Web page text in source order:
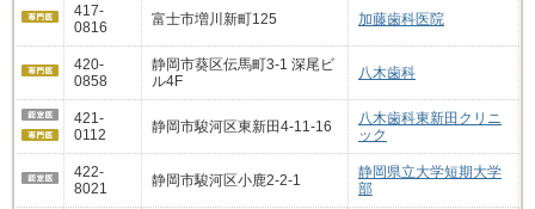
417-
0816
富士市増川新町125 加藤歯科医院
420-
0858
静岡市葵区伝馬町3-1 深尾ビ
ル4F
八木歯科
421-
0112
静岡市駿河区東新田4-11-16
八木歯科東新田クリニ
ック
422-
8021
静岡市駿河区小鹿2-2-1
静岡県立大学短期大学
部